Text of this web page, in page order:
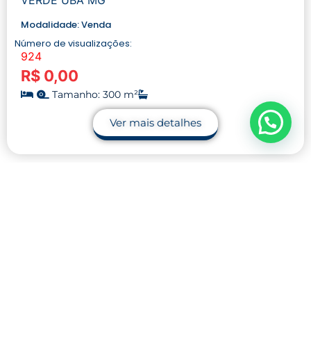
Modalidade:Venda
Número de visualizações:
924
R$ 0,00
Tamanho: 300 m²
Ver mais detalhes